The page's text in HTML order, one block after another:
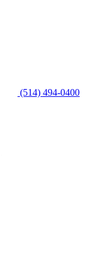
(514) 494-0400